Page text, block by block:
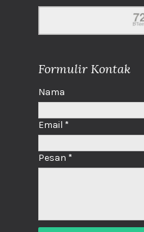
Formulir Kontak
Nama
Email *
Pesan *